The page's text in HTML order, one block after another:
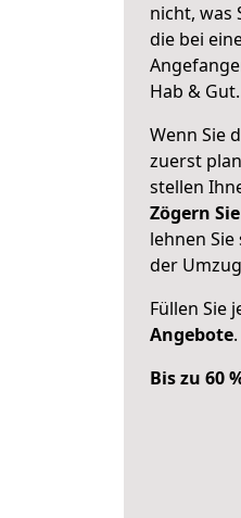
nicht, was
die bei
Hab & Gut.
Wenn Sie
zuerst
stellen
Zögern
lehnen
der
Füllen Sie
Angebote.
Bis zu 60